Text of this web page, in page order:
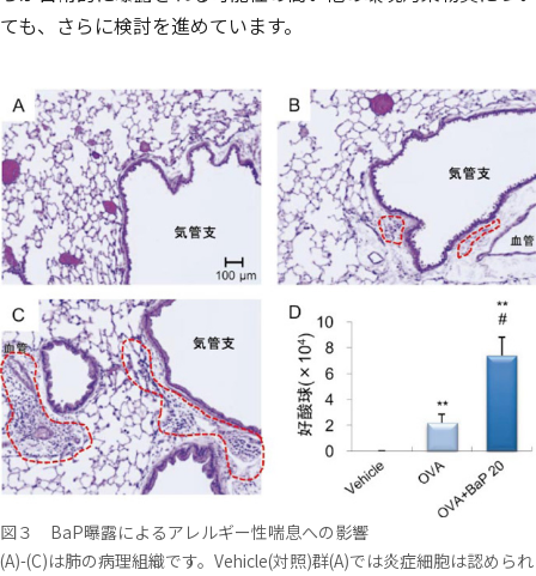
ても、さらに検討を進めています。
図３ BaP曝露によるアレルギー性喘息への影響
(A)-(C)は肺の病理組織です。Vehicle(対照)群(A)では炎症細胞は認められ